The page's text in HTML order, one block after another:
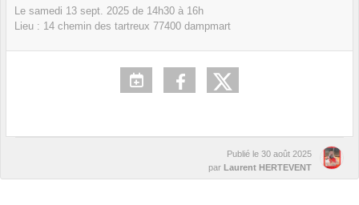
Le samedi 13 sept. 2025 de 14h30 à 16h
Lieu : 14 chemin des tartreux 77400 dampmart
Publié le 30 août 2025
par Laurent HERTEVENT